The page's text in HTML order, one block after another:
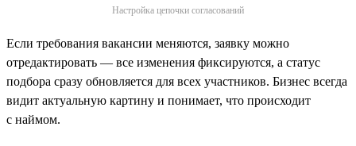
Настройка цепочки согласований
Если требования вакансии меняются, заявку можно
отредактировать — все изменения фиксируются, а статус
подбора сразу обновляется для всех участников. Бизнес всегда
видит актуальную картину и понимает, что происходит
с наймом.